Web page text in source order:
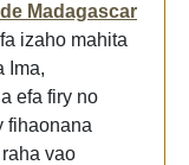
Madagascar
izaho mahita
Ima,
efa firy no
fihaonana
vao